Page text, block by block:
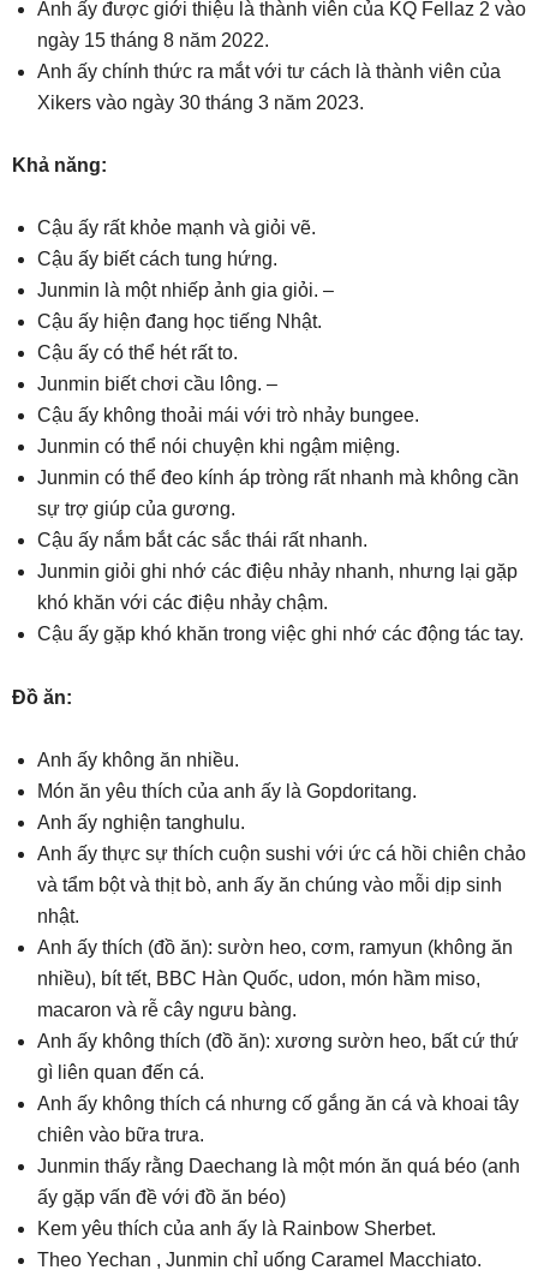
Anh ấy được giới thiệu là thành viên của KQ Fellaz 2 vào
ngày 15 tháng 8 năm 2022.
Anh ấy chính thức ra mắt với tư cách là thành viên của
Xikers vào ngày 30 tháng 3 năm 2023.
Khả năng:
Cậu ấy rất khỏe mạnh và giỏi vẽ.
Cậu ấy biết cách tung hứng.
Junmin là một nhiếp ảnh gia giỏi. –
Cậu ấy hiện đang học tiếng Nhật.
Cậu ấy có thể hét rất to.
Junmin biết chơi cầu lông. –
Cậu ấy không thoải mái với trò nhảy bungee.
Junmin có thể nói chuyện khi ngậm miệng.
Junmin có thể đeo kính áp tròng rất nhanh mà không cần
sự trợ giúp của gương.
Cậu ấy nắm bắt các sắc thái rất nhanh.
Junmin giỏi ghi nhớ các điệu nhảy nhanh, nhưng lại gặp
khó khăn với các điệu nhảy chậm.
Cậu ấy gặp khó khăn trong việc ghi nhớ các động tác tay.
Đồ ăn:
Anh ấy không ăn nhiều.
Món ăn yêu thích của anh ấy là Gopdoritang.
Anh ấy nghiện tanghulu.
Anh ấy thực sự thích cuộn sushi với ức cá hồi chiên chảo
và tẩm bột và thịt bò, anh ấy ăn chúng vào mỗi dịp sinh
nhật.
Anh ấy thích (đồ ăn): sườn heo, cơm, ramyun (không ăn
nhiều), bít tết, BBC Hàn Quốc, udon, món hầm miso,
macaron và rễ cây ngưu bàng.
Anh ấy không thích (đồ ăn): xương sườn heo, bất cứ thứ
gì liên quan đến cá.
Anh ấy không thích cá nhưng cố gắng ăn cá và khoai tây
chiên vào bữa trưa.
Junmin thấy rằng Daechang là một món ăn quá béo (anh
ấy gặp vấn đề với đồ ăn béo)
Kem yêu thích của anh ấy là Rainbow Sherbet.
Theo Yechan , Junmin chỉ uống Caramel Macchiato.